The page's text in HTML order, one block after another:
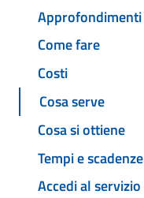
Approfondimenti
Come fare
Costi
Cosa serve
Cosa si ottiene
Tempi e scadenze
Accedi al servizio